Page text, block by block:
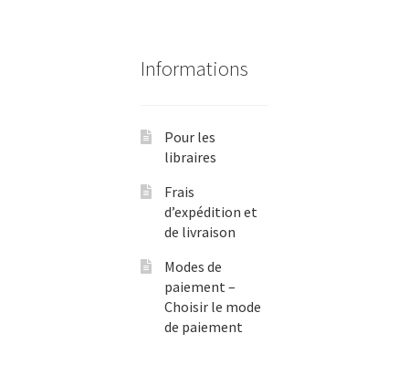
Informations
Pour les
libraires
Frais
d’expédition et
de livraison
Modes de
paiement –
Choisir le mode
de paiement